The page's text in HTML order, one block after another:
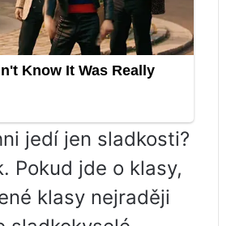
jedí jen sladkosti?
Pokud jde o klasy,
klasy nejraději